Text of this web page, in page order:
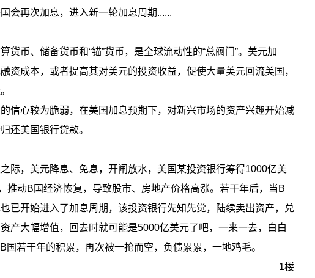
会再次加息，进入新一轮加息周期......
货币、储备货币和“锚”货币，是全球流动性的“总阀门”。美元加
资成本，或者提高其对美元的投资收益，促使大量美元回流美国，
信心较为脆弱，在美国加息预期下，对新兴市场的资产兴趣开始减
还美国银行贷款。
际，美元降息、免息，开闸放水，美国某投资银行筹得1000亿美
推动B国经济恢复，导致股市、房地产价格高涨。若干年后，当B
已开始进入了加息周期，该投资银行先知先觉，陆续卖出资产，兑
产大幅增值，回去时就可能是5000亿美元了吧，一来一去，白白
若干年的积累，再次被一抢而空，负债累累，一地鸡毛。
1楼